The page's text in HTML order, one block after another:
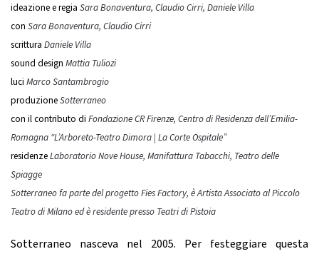
ideazione e regia Sara Bonaventura, Claudio Cirri, Daniele Villa
con Sara Bonaventura, Claudio Cirri
scrittura Daniele Villa
sound design Mattia Tuliozi
luci Marco Santambrogio
produzioneSotterraneo
con il contributo di Fondazione CR Firenze, Centro di Residenza dell’Emilia-
Romagna “L’Arboreto-Teatro Dimora | La Corte Ospitale”
residenzeLaboratorio Nove House, Manifattura Tabacchi, Teatro delle
Spiagge
Sotterraneo fa parte del progetto Fies Factory, è Artista Associato al Piccolo
Teatro di Milano ed è residente presso Teatri di Pistoia
Sotterraneo nasceva nel 2005. Per festeggiare questa